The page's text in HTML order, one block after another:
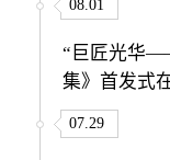
08.01
“巨匠光华
集》首发式
07.29